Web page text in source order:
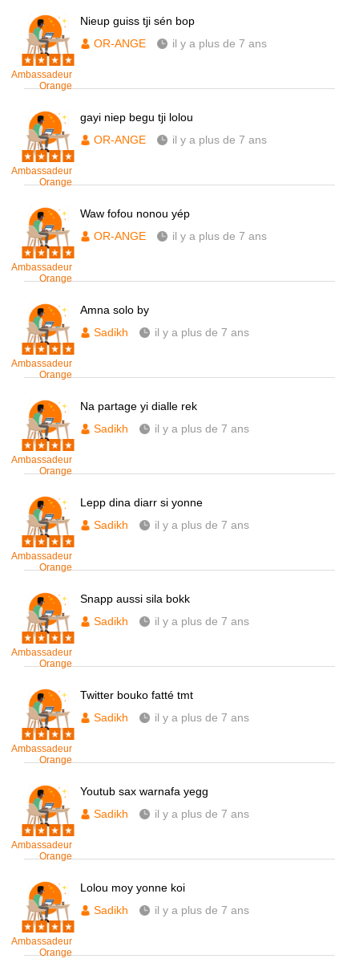
Ambassadeur
Orange
Nieup guiss tji sén bop
OR-ANGE
il y a plus de 7 ans
Ambassadeur
Orange
gayi niep begu tji lolou
OR-ANGE
il y a plus de 7 ans
Ambassadeur
Orange
Waw fofou nonou yép
OR-ANGE
il y a plus de 7 ans
Ambassadeur
Orange
Amna solo by
Sadikh
il y a plus de 7 ans
Ambassadeur
Orange
Na partage yi dialle rek
Sadikh
il y a plus de 7 ans
Ambassadeur
Orange
Lepp dina diarr si yonne
Sadikh
il y a plus de 7 ans
Ambassadeur
Orange
Snapp aussi sila bokk
Sadikh
il y a plus de 7 ans
Ambassadeur
Orange
Twitter bouko fatté tmt
Sadikh
il y a plus de 7 ans
Ambassadeur
Orange
Youtub sax warnafa yegg
Sadikh
il y a plus de 7 ans
Ambassadeur
Orange
Lolou moy yonne koi
Sadikh
il y a plus de 7 ans